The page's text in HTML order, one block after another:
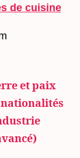
de cuisine
et paix